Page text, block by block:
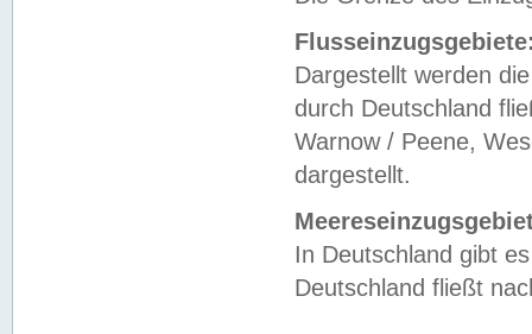
Dargestellt werden
durch Deutschland
Warnow / Peene,
dargestellt.
In Deutschland gibt
Deutschland fließt